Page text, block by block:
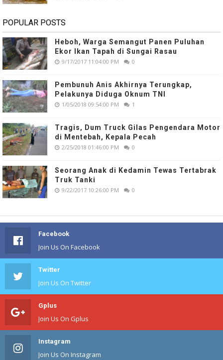
POPULAR POSTS
Heboh, Warga Semangut Panen Puluhan
Ekor Ikan Tapah di Sungai Rasau
9/17/2017 11:04:00 PM 0
Pembunuh Anis Akhirnya Terungkap,
Pelakunya Diduga Oknum TNI
1/05/2018 09:54:00 PM 1
Tragis, Dum Truck Gilas Pengendara Motor
di Mentebah, Kepala Pecah
2/25/2018 01:46:00 PM 0
Seorang Anak di Kedamin Tewas Tertabrak
Truk Tanki
9/22/2017 10:26:00 PM 0
Facebook
Join Us On Facebook
Twitter
Join Us On Twitter
Gplus
Join Us On Gplus
Instagram
Join Us On Instagram